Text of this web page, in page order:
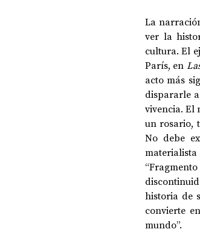
La
ver la
cultura. El
París, en
acto más
dispararle
vivencia. El
un rosario,
No debe
historia de
convierte
mundo”.